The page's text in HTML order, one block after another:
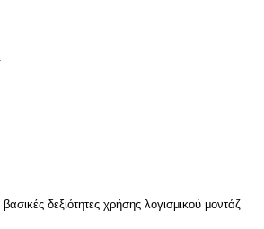
δεξιότητες χρήσης λογισμικού μοντάζ